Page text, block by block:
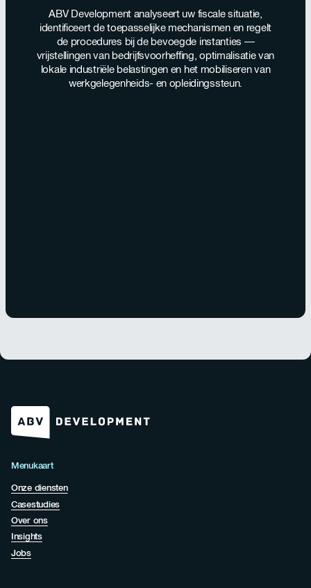
ABV Development analyseert uw fiscale situatie,
identificeert de toepasselijke mechanismen en regelt
de procedures bij de bevoegde instanties —
vrijstellingen van bedrijfsvoorheffing, optimalisatie van
lokale industriële belastingen en het mobiliseren van
werkgelegenheids- en opleidingssteun.
Menukaart
Onze diensten
Casestudies
Over ons
Insights
Jobs